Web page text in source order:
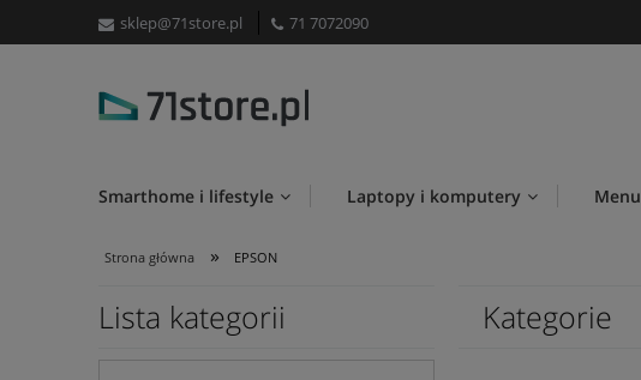
sklep@71store.pl 71 7072090
Smarthome i lifestyle Laptopy i komputery Menu
Strona główna » EPSON
Lista kategorii Kategorie